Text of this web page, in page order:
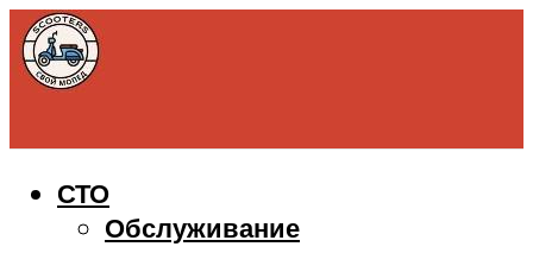
СТО
Обслуживание